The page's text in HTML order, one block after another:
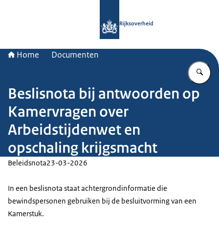
Rijksoverheid
Home Documenten
Beslisnota bij antwoorden op
Kamervragen over
Arbeidstijdenwet en
opschaling krijgsmacht
Beleidsnota23-03-2026
In een beslisnota staat achtergrondinformatie die
bewindspersonen gebruiken bij de besluitvorming van een
Kamerstuk.